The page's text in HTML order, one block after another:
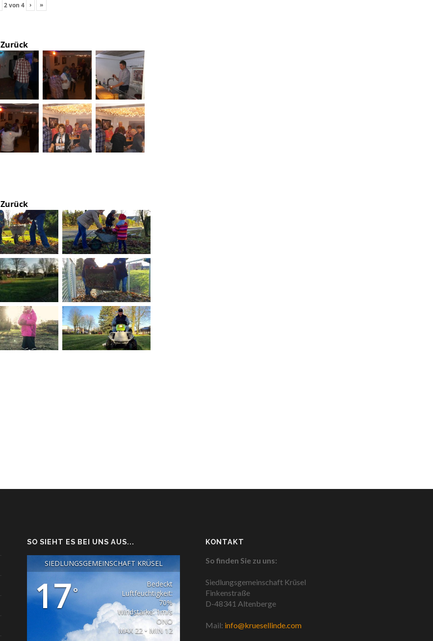
2von 4 › »
Zurück
Zurück
SO SIEHT ES BEI UNS AUS...
SIEDLUNGSGEMEINSCHAFT KRÜSEL
17°
Bedeckt
Luftfeuchtigkeit:
70%
Windstärke: 1m/s
ONO
MAX 22 • MIN 12
KONTAKT
So finden Sie zu uns:
Siedlungsgemeinschaft Krüsel
Finkenstraße
D-48341 Altenberge
Mail: info@kruesellinde.com